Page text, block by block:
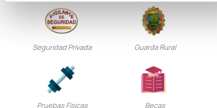
Seguridad Privada Guarda Rural
Pruebas Físicas Becas